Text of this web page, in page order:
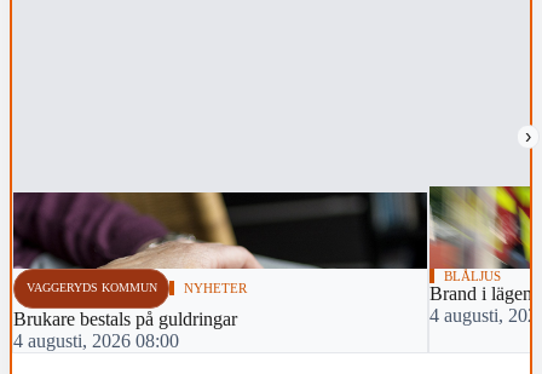
›
VAGGERYDS KOMMUN NYHETER
Brukare bestals på guldringar
4 augusti, 2026 08:00
BLÅLJUS
Brand i
4 augusti,